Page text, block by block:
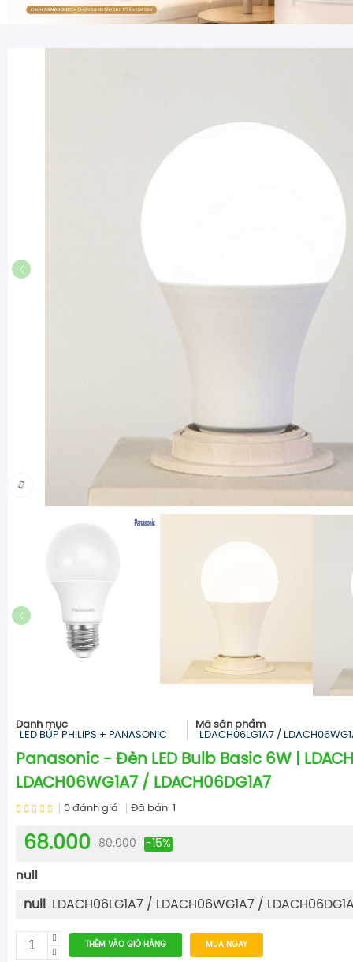
Danh mục
LED BÚP PHILIPS + PANASONIC
Mã sản phẩm
LDACH06LG1A7 /
Panasonic - Đèn LED Bulb Basic 6W |
LDACH06WG1A7 / LDACH06DG1A7
0 đánh giá Đã bán
68.000 80.000 -15%
null
null LDACH06LG1A7 / LDACH06WG1A7 /
THÊM VÀO GIỎ HÀNG MUA NGAY